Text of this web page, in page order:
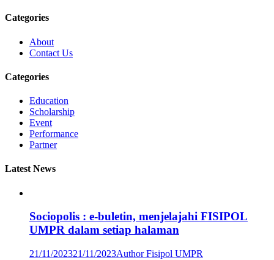
Categories
About
Contact Us
Categories
Education
Scholarship
Event
Performance
Partner
Latest News
Sociopolis : e-buletin, menjelajahi FISIPOL
UMPR dalam setiap halaman
21/11/202321/11/2023Author Fisipol UMPR